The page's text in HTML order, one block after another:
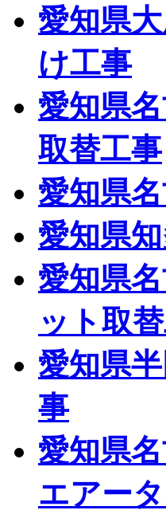
愛知県
け工事
愛知県
取替工事
愛知県
愛知県
愛知県
ット取
愛知県
事
愛知県
エアー